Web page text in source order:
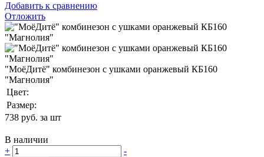
Добавить к сравнению
Отложить
"МоёДитё" комбинезон с ушками оранжевый КБ160
"Магнолия"
Цвет:
Размер:
738 руб. за шт
В наличии
+
-